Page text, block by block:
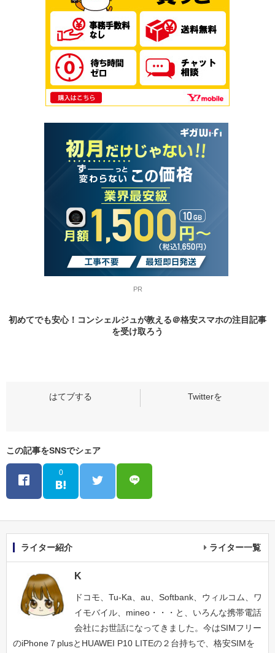
PR
初めてでも安心！コンシェルジュが教える＠格安スマホの注目記事
を受け取ろう
この記事をSNSでシェア
0
ライター紹介 ライター一覧
K
ドコモ、Tu-Ka、au、Softbank、ウィルコム、ワ
イモバイル、mineo・・・と、いろんな携帯電話
会社にお世話になってきました。今はSIMフリー
のiPhone７plusとHUAWEI P10 LITEの２台持ちで、格安SIMを